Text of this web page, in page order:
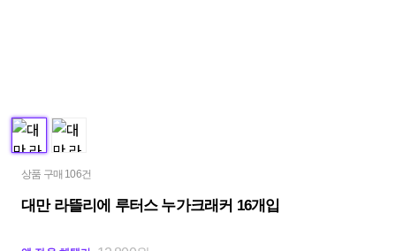
상품 구매 106건
대만 라뜰리에 루터스 누가크래커 16개입